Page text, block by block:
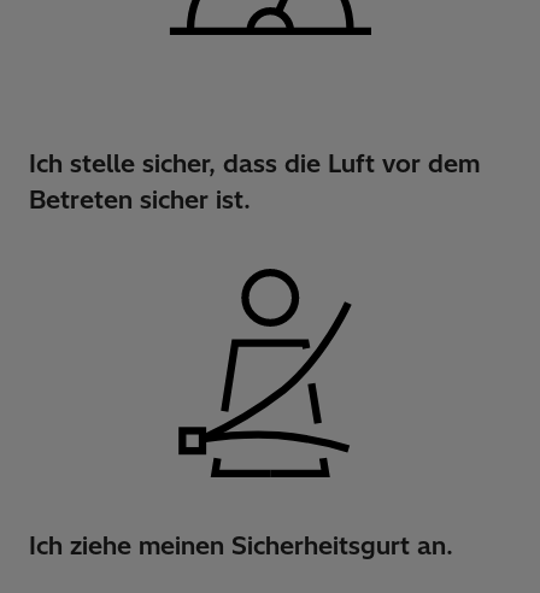
Ich stelle sicher, dass die Luft vor dem
Betreten sicher ist.
Ich ziehe meinen Sicherheitsgurt an.